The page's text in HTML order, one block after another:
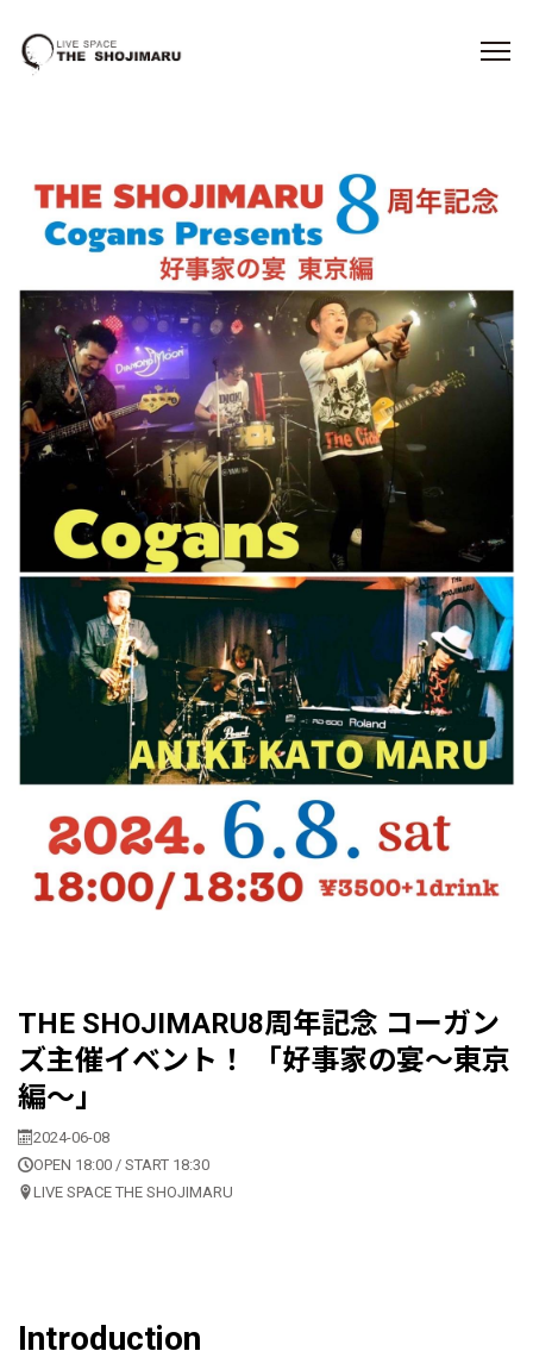
THE SHOJIMARU8周年記念 コーガン
ズ主催イベント！ 「好事家の宴〜東京
編〜」
2024-06-08
OPEN 18:00 / START 18:30
LIVE SPACE THE SHOJIMARU
Introduction